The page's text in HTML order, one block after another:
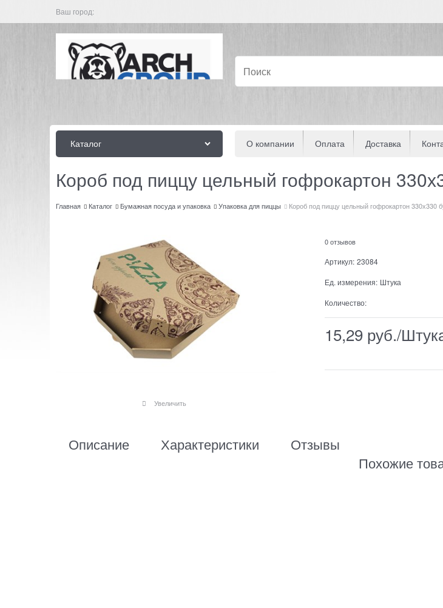
Ваш город:
Каталог О компании Оплата Доставка
Короб под пиццу цельный гофрокартон
Главная Каталог Бумажная посуда и упаковка Упаковка для пиццы Короб под пиццу цельный гофрокартон
Увеличить
0 отзывов
Артикул: 23084
Ед. измерения: Штука
Количество:
15,29 руб./
Описание Характеристики
Отзывы
Похожие